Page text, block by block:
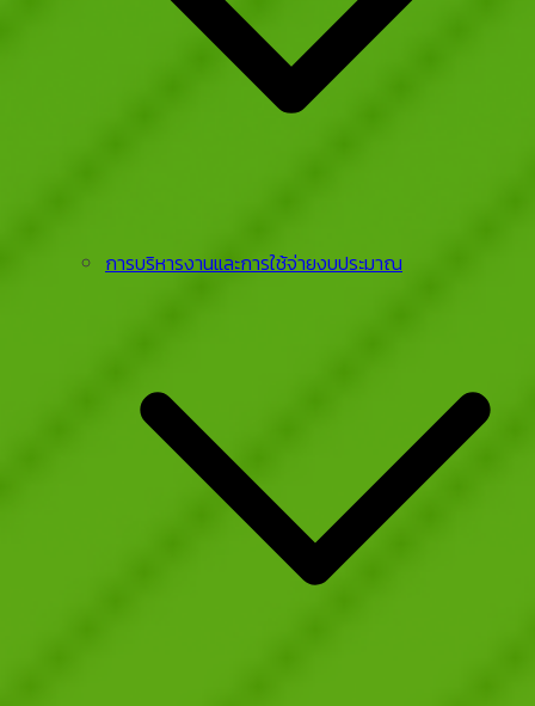
การบริหารงานและการใช้จ่ายงบประมาณ